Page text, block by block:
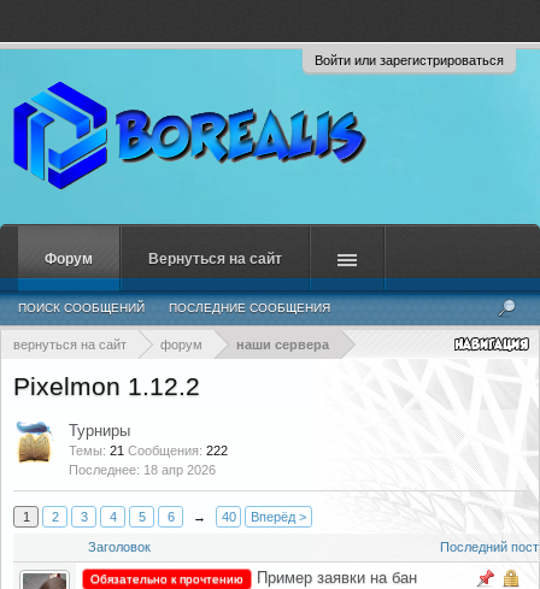
Войти или зарегистрироваться
вернуться на сайт форум наши сервера
Pixelmon 1.12.2
Турниры
Темы: 21 Сообщения: 222
18 апр 2026
1 2 3 4 5 6 → 40 Вперёд >
Заголовок Последний пост
Обязательно к прочтению Пример заявки на бан
Форум
ПОИСК СООБЩЕНИЙ ПОСЛЕДНИЕ СООБЩЕНИЯ
Вернуться на сайт